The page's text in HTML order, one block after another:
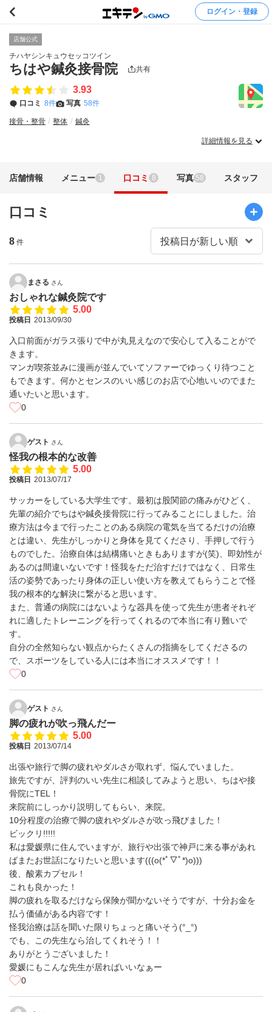
ログイン・登録
店舗公式
チハヤシンキュウセッコツイン
ちはや鍼灸接骨院 共有
3.93
口コミ 8件 写真 58件
接骨・整骨 整体 鍼灸
詳細情報を見る
店舗情報 メニュー 1 口コミ 8 写真 58 スタッフ
口コミ
8 件
まさる さん
おしゃれな鍼灸院です
5.00
投稿日 2013/09/30
入口前面がガラス張りで中が丸見えなので安心して入ることがで
きます。
マンガ喫茶並みに漫画が並んでいてソファーでゆっくり待つこと
もできます。何かとセンスのいい感じのお店で心地いいのでまた
通いたいと思います。
0
ゲスト さん
怪我の根本的な改善
5.00
投稿日 2013/07/17
サッカーをしている大学生です。最初は股関節の痛みがひどく、
先輩の紹介でちはや鍼灸接骨院に行ってみることにしました。治
療方法は今まで行ったことのある病院の電気を当てるだけの治療
とは違い、先生がしっかりと身体を見てくださり、手押しで行う
ものでした。治療自体は結構痛いときもありますが(笑)、即効性が
あるのは間違いないです！怪我をただ治すだけではなく、日常生
活の姿勢であったり身体の正しい使い方を教えてもらうことで怪
我の根本的な解決に繋がると思います。
また、普通の病院にはないような器具を使って先生が患者それぞ
れに適したトレーニングを行ってくれるので本当に有り難いで
す。
自分の全然知らない観点からたくさんの指摘をしてくださるの
で、スポーツをしている人には本当にオススメです！！
0
ゲスト さん
脚の疲れが吹っ飛んだー
5.00
投稿日 2013/07/14
出張や旅行で脚の疲れやダルさが取れず、悩んでいました。
旅先ですが、評判のいい先生に相談してみようと思い、ちはや接
骨院にTEL！
来院前にしっかり説明してもらい、来院。
10分程度の治療で脚の疲れやダルさが吹っ飛びました！
ビックリ!!!!!
私は愛媛県に住んでいますが、旅行や出張で神戸に来る事があれ
ばまたお世話になりたいと思います(((o(*ﾟ▽ﾟ*)o)))
後、酸素カプセル！
これも良かった！
脚の疲れを取るだけなら保険が聞かないそうですが、十分お金を
払う価値がある内容です！
怪我治療は話を聞いた限りちょっと痛いそう(°_°)
でも、この先生なら治してくれそう！！
ありがとうございました！
愛媛にもこんな先生が居ればいいなぁー
0